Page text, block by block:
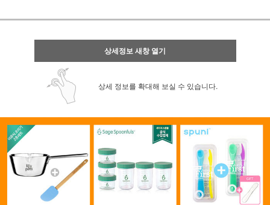
상세정보 새창 열기
상세 정보를 확대해 보실 수 있습니다.